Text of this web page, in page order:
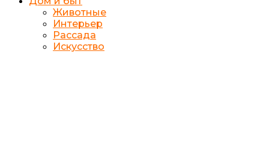
Животные
Интерьер
Рассада
Искусство